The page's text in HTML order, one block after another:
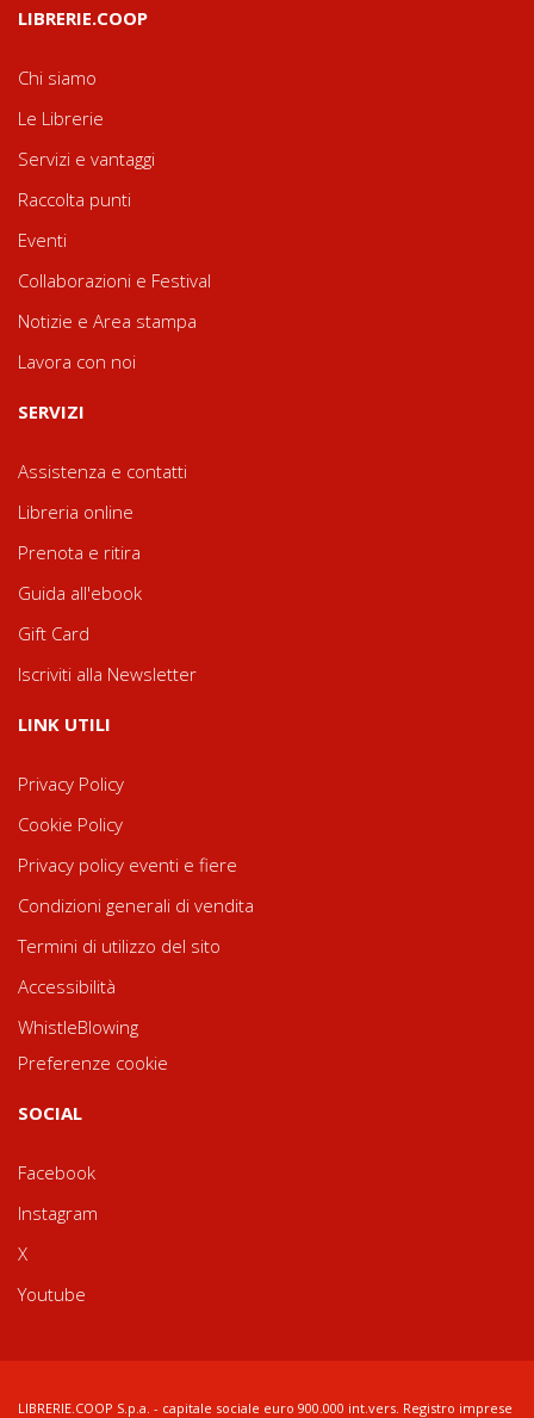
LIBRERIE.COOP
Chi siamo
Le Librerie
Servizi e vantaggi
Raccolta punti
Eventi
Collaborazioni e Festival
Notizie e Area stampa
Lavora con noi
SERVIZI
Assistenza e contatti
Libreria online
Prenota e ritira
Guida all'ebook
Gift Card
Iscriviti alla Newsletter
LINK UTILI
Privacy Policy
Cookie Policy
Privacy policy eventi e fiere
Condizioni generali di vendita
Termini di utilizzo del sito
Accessibilità
WhistleBlowing
Preferenze cookie
SOCIAL
Facebook
Instagram
X
Youtube
LIBRERIE.COOP S.p.a. - capitale sociale euro 900.000 int.vers. Registro imprese